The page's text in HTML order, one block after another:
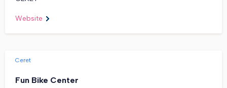
Website
Ceret
Fun Bike Center